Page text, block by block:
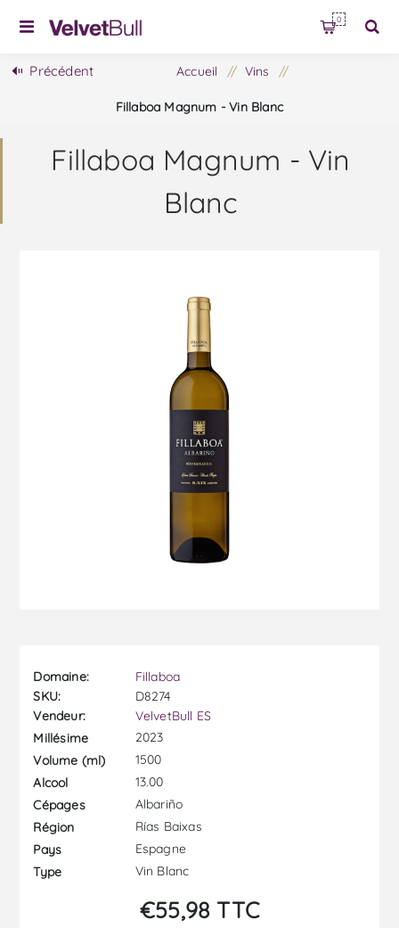
0
Précédent Accueil / Vins /
Fillaboa Magnum - Vin Blanc
Fillaboa Magnum - Vin
Blanc
Domaine:
Fillaboa
SKU:
D8274
Vendeur:
VelvetBull ES
Millésime
2023
Volume (ml)
1500
Alcool
13.00
Cépages
Albariño
Région
Rías Baixas
Pays
Espagne
Type
Vin Blanc
€55,98 TTC